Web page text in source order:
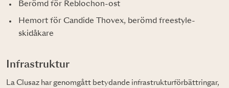
Berömd för Reblochon-ost
Hemort för Candide Thovex, berömd freestyle-
skidåkare
Infrastruktur
La Clusaz har genomgått betydande infrastrukturförbättringar,